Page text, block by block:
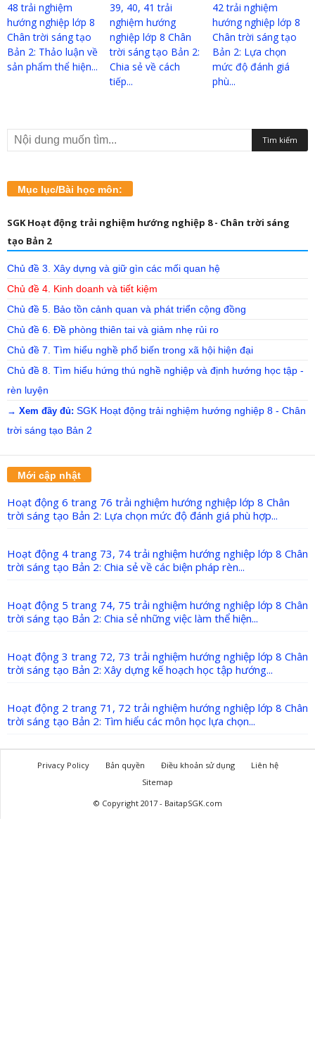
48 trải nghiệm
hướng nghiệp lớp 8
Chân trời sáng tạo
Bản 2: Thảo luận về
sản phẩm thể hiện...
39, 40, 41 trải
nghiệm hướng
nghiệp lớp 8 Chân
trời sáng tạo Bản 2:
Chia sẻ về cách
tiếp...
42 trải nghiệm
hướng nghiệp lớp 8
Chân trời sáng tạo
Bản 2: Lựa chọn
mức độ đánh giá
phù...
Mục lục/Bài học môn:
SGK Hoạt động trải nghiệm hướng nghiệp 8 - Chân trời sáng
tạo Bản 2
Chủ đề 3. Xây dựng và giữ gìn các mối quan hệ
Chủ đề 4. Kinh doanh và tiết kiệm
Chủ đề 5. Bảo tồn cảnh quan và phát triển cộng đồng
Chủ đề 6. Đề phòng thiên tai và giảm nhẹ rủi ro
Chủ đề 7. Tìm hiểu nghề phổ biến trong xã hội hiện đại
Chủ đề 8. Tìm hiểu hứng thú nghề nghiệp và định hướng học tập -
rèn luyện
→ Xem đầy đủ: SGK Hoạt động trải nghiệm hướng nghiệp 8 - Chân
trời sáng tạo Bản 2
Mới cập nhật
Hoạt động 6 trang 76 trải nghiệm hướng nghiệp lớp 8 Chân
trời sáng tạo Bản 2: Lựa chọn mức độ đánh giá phù hợp...
Hoạt động 4 trang 73, 74 trải nghiệm hướng nghiệp lớp 8 Chân
trời sáng tạo Bản 2: Chia sẻ về các biện pháp rèn...
Hoạt động 5 trang 74, 75 trải nghiệm hướng nghiệp lớp 8 Chân
trời sáng tạo Bản 2: Chia sẻ những việc làm thể hiện...
Hoạt động 3 trang 72, 73 trải nghiệm hướng nghiệp lớp 8 Chân
trời sáng tạo Bản 2: Xây dựng kế hoạch học tập hướng...
Hoạt động 2 trang 71, 72 trải nghiệm hướng nghiệp lớp 8 Chân
trời sáng tạo Bản 2: Tìm hiểu các môn học lựa chọn...
Privacy Policy Bản quyền Điều khoản sử dụng
Liên hệ
Sitemap
© Copyright 2017 - BaitapSGK.com